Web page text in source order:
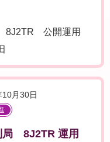
8J2TR 公開運用
月30日
局 8J2TR 運用